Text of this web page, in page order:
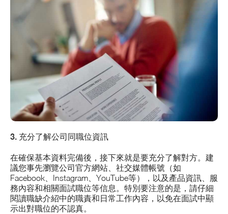
3. 充分了解公司同職位資訊
在確保基本資料完備後，接下來就是要充分了解對方。建
議您事先瀏覽公司官方網站、社交媒體帳號（如
Facebook、Instagram、YouTube等），以及產品資訊、服
務內容和相關面試職位等信息。特別要注意的是，請仔細
閱讀職缺介紹中的職責和日常工作內容，以免在面試中顯
示出對職位的不認真。